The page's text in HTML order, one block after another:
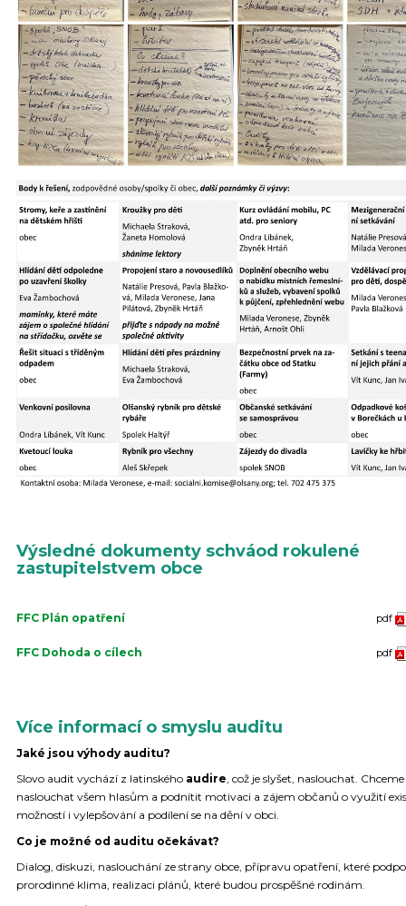
Výsledné dokumenty schváod rokulené
zastupitelstvem obce
FFC Plán opatření pdf
FFC Dohoda o cílech pdf
Více informací o smyslu auditu
Jaké jsou výhody auditu?
Slovo audit vychází z latinského audire, což je slyšet, naslouchat.
naslouchat všem hlasům a podnítit motivaci a zájem občanů o využití
možností i vylepšování a podílení se na dění v obci.
Co je možné od auditu očekávat?
Dialog, diskuzi, naslouchání ze strany obce, přípravu opatření, které
prorodinné klima, realizaci plánů, které budou prospěšné rodinám.